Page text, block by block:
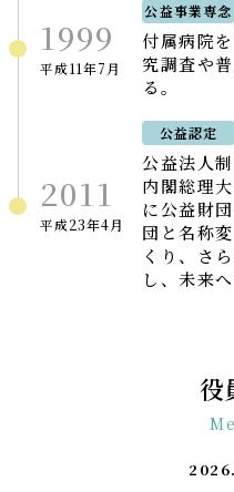
1999
平成11年7月
公益事業専念
付属病院
究調査や
る。
2011
平成23年4月
公益認定
公益法人
内閣総理
に公益財
団と名称
くり、さ
し、未来
役